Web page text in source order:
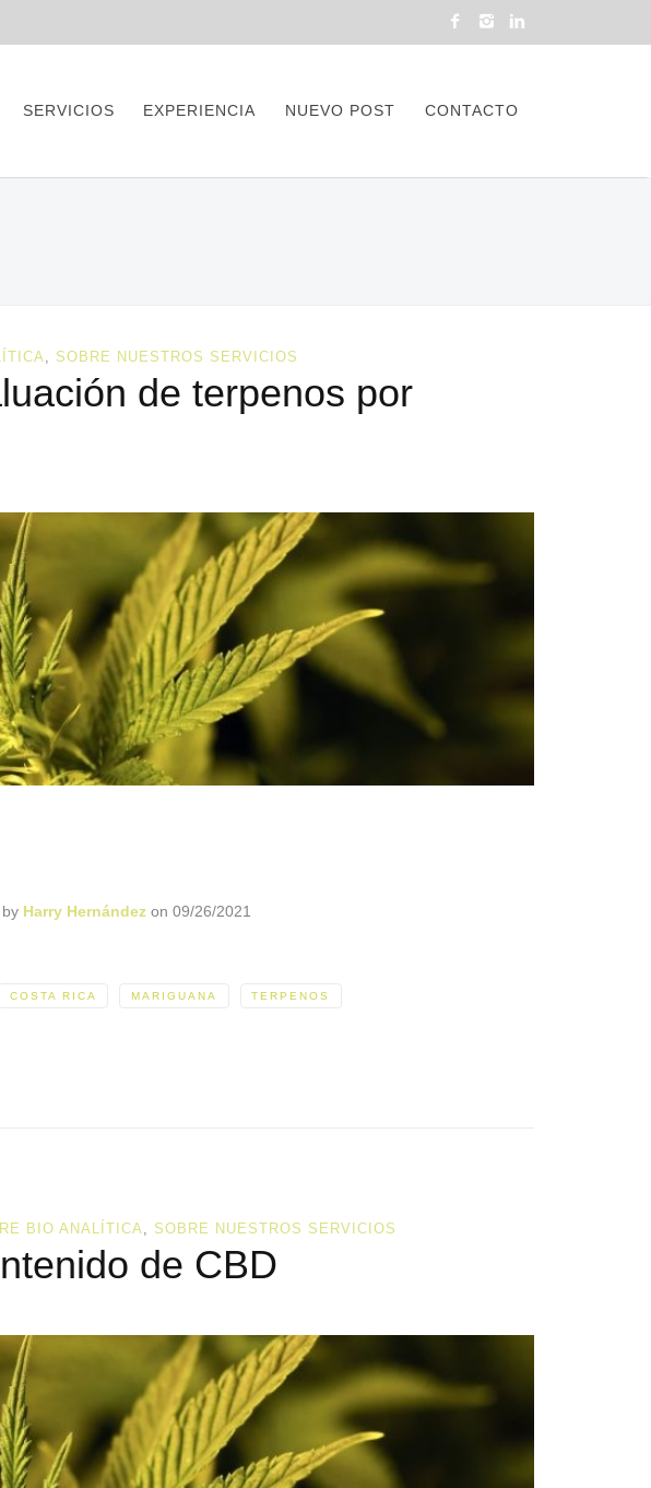
SERVICIOS EXPERIENCIA NUEVO POST CONTACTO
SOBRE NUESTROS SERVICIOS
de terpenos por
Harry Hernández on 09/26/2021
COSTA RICA MARIGUANA TERPENOS
BIO ANALÍTICA SOBRE NUESTROS SERVICIOS
de CBD